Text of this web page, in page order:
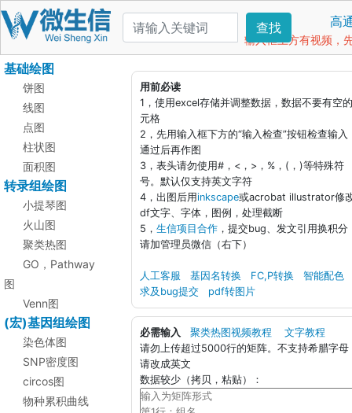
查找 高
输入框上方有视频，
基础绘图
饼图
线图
点图
柱状图
面积图
转录组绘图
小提琴图
火山图
聚类热图
GO，Pathway
图
Venn图
(宏)基因组绘图
染色体图
SNP密度图
circos图
物种累积曲线
用前必读
1，使用excel存储并调整数据，数据不要有空
元格
2，先用输入框下方的“输入检查”按钮检查输入
通过后再作图
3，表头请勿使用#，<，>，%，(，)等特殊符
号。默认仅支持英文字符
4，出图后用inkscape或acrobat illustrator修
df文字、字体，图例，处理截断
5， 生信项目合作 ，提交bug、发文引用换积分
请加管理员微信（右下）
人工客服 基因名转换 FC,P转换
智能配色
求及bug提交
pdf转图片
必需输入 聚类热图视频教程
文字教程
请勿上传超过5000行的矩阵。不支持希腊字母
请改成英文
数据较少（拷贝，粘贴）：